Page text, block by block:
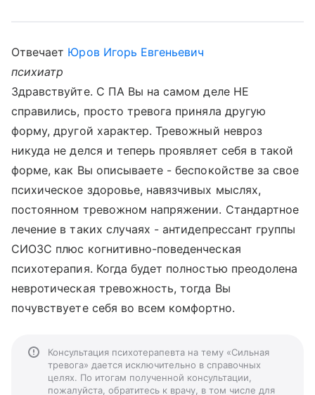
Отвечает Юров Игорь Евгеньевич
психиатр
Здравствуйте. С ПА Вы на самом деле НЕ
справились, просто тревога приняла другую
форму, другой характер. Тревожный невроз
никуда не делся и теперь проявляет себя в такой
форме, как Вы описываете - беспокойстве за свое
психическое здоровье, навязчивых мыслях,
постоянном тревожном напряжении. Стандартное
лечение в таких случаях - антидепрессант группы
СИОЗС плюс когнитивно-поведенческая
психотерапия. Когда будет полностью преодолена
невротическая тревожность, тогда Вы
почувствуете себя во всем комфортно.
Консультация психотерапевта на тему «Сильная
тревога» дается исключительно в справочных
целях. По итогам полученной консультации,
пожалуйста, обратитесь к врачу, в том числе для